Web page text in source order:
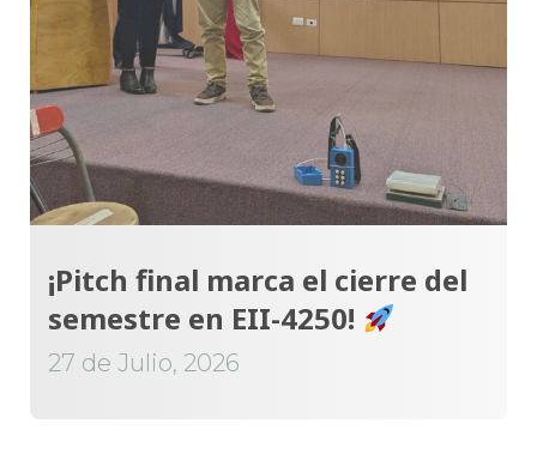
¡Pitch final marca el cierre del
semestre en EII-4250!
27 de Julio, 2026